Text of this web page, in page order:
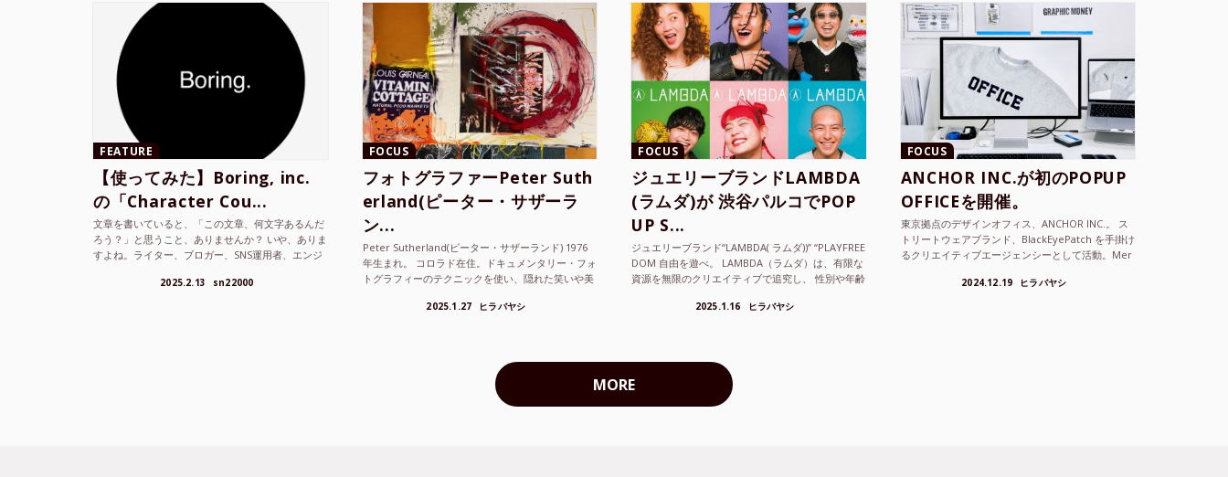
FEATURE
【使ってみた】Boring, inc.
の「Character Cou...
文章を書いていると、「この文章、何文字あるんだ
ろう？」と思うこと、ありませんか？ いや、ありま
すよね。ライター、ブロガー、SNS運用者、エンジ
2025.2.13 sn22000
FOCUS
フォトグラファーPeter Suth
erland(ピーター・サザーラ
ン...
Peter Sutherland(ピーター・サザーランド) 1976
年生まれ。 コロラド在住。ドキュメンタリー・フォ
トグラフィーのテクニックを使い、隠れた笑いや美
2025.1.27 ヒラバヤシ
FOCUS
ジュエリーブランドLAMBDA
(ラムダ)が 渋谷パルコでPOP
UP S...
ジュエリーブランド“LAMBDA( ラムダ))” “PLAYFREE
DOM 自由を遊べ。 LAMBDA（ラムダ）は、有限な
資源を無限のクリエイティブで追究し、 性別や年齢
2025.1.16 ヒラバヤシ
FOCUS
ANCHOR INC.が初のPOPUP
OFFICEを開催。
東京拠点のデザインオフィス、ANCHOR INC.。 ス
トリートウェアブランド、BlackEyePatch を手掛け
るクリエイティブエージェンシーとして活動。Mer
2024.12.19 ヒラバヤシ
MORE